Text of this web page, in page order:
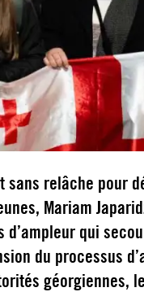
sans relâche pour
Mariam
qui
du processus
géorgiennes,